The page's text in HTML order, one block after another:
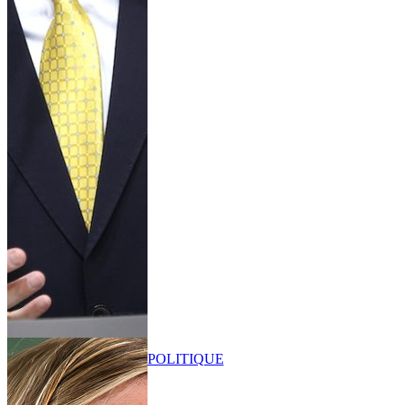
POLITIQUE